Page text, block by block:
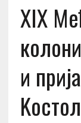
XIX
и